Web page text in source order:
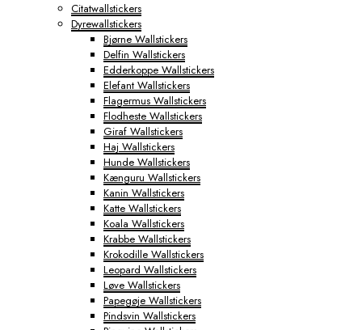
Citatwallstickers
Dyrewallstickers
Bjørne Wallstickers
Delfin Wallstickers
Edderkoppe Wallstickers
Elefant Wallstickers
Flagermus Wallstickers
Flodheste Wallstickers
Giraf Wallstickers
Haj Wallstickers
Hunde Wallstickers
Kænguru Wallstickers
Kanin Wallstickers
Katte Wallstickers
Koala Wallstickers
Krabbe Wallstickers
Krokodille Wallstickers
Leopard Wallstickers
Løve Wallstickers
Papegøje Wallstickers
Pindsvin Wallstickers